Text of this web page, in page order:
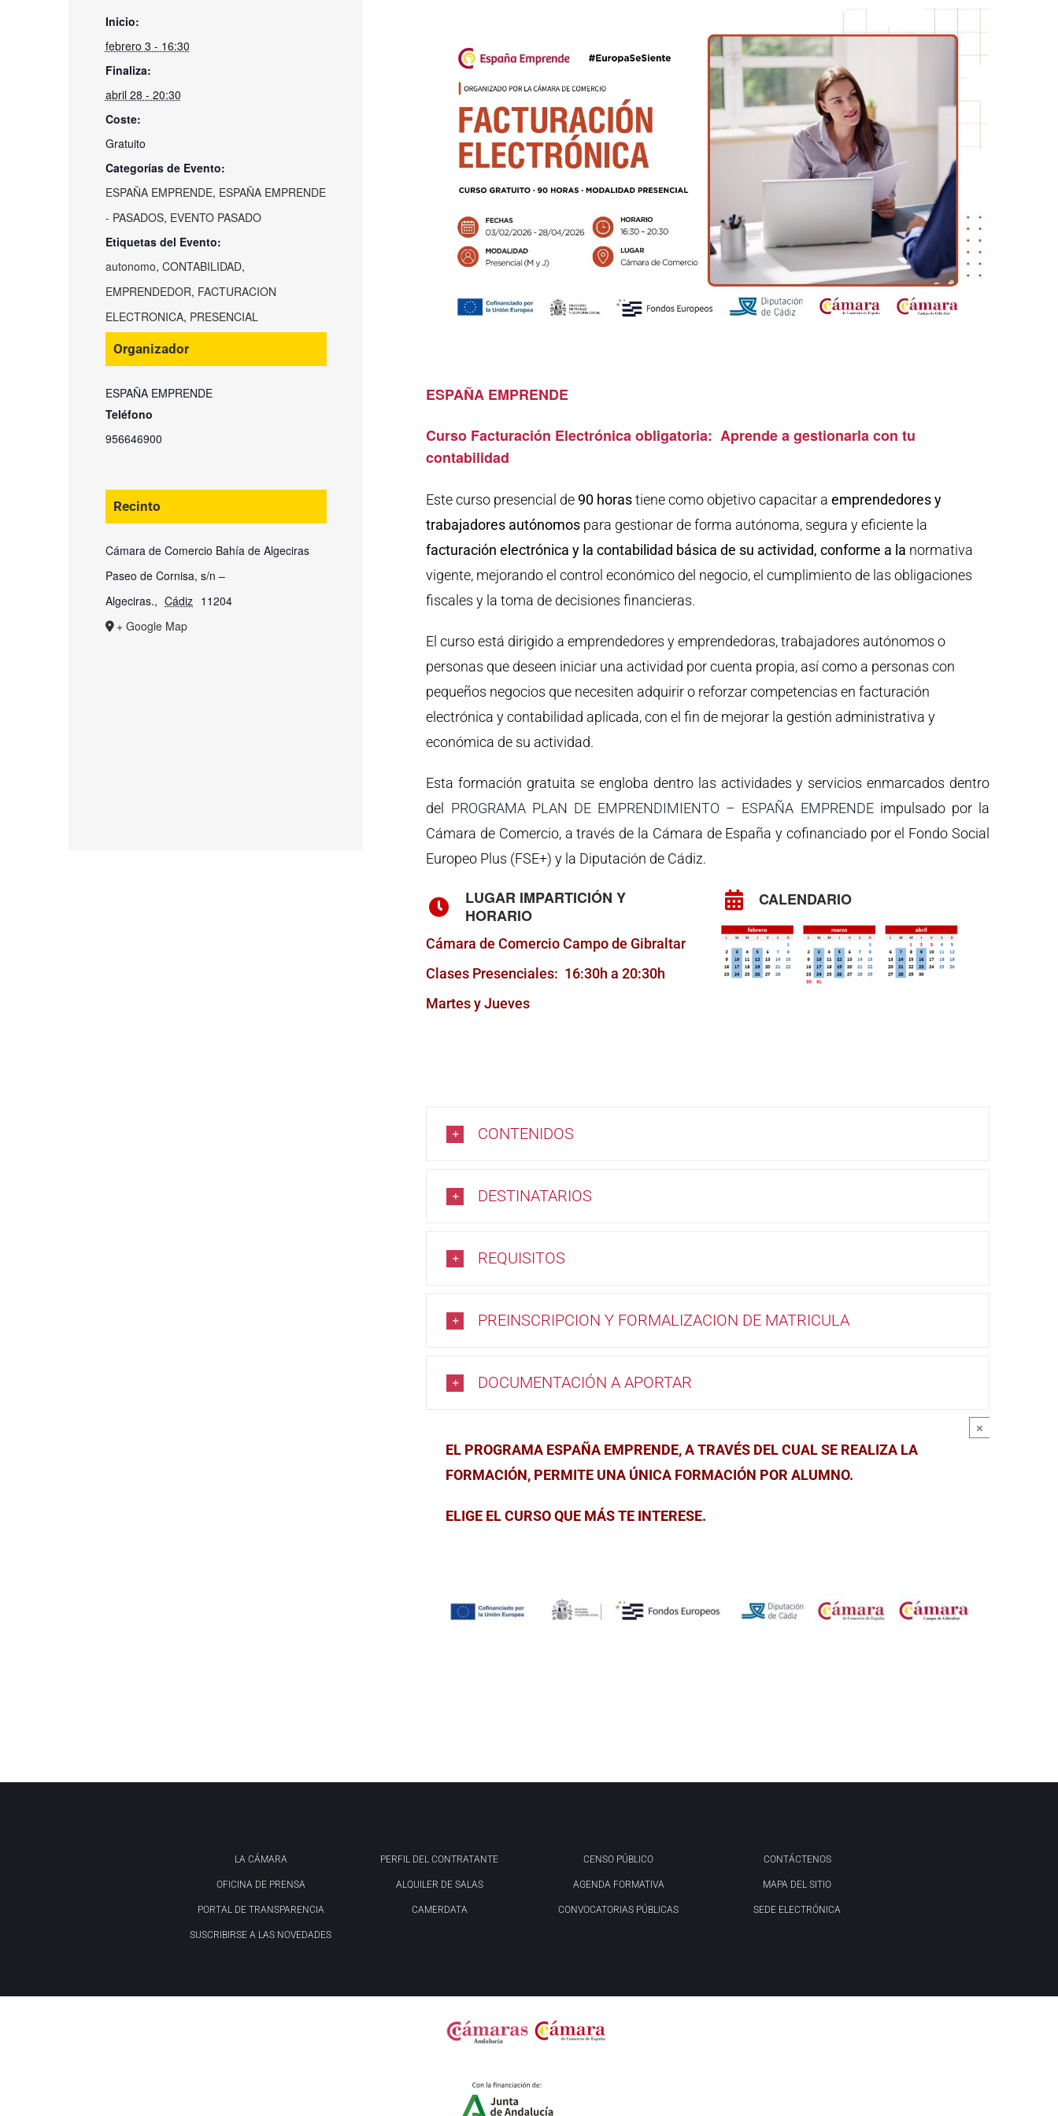
ESPAÑA EMPRENDE
Curso Facturación Electrónica obligatoria: Aprende a gestionarla con tu
contabilidad
Este curso presencial de 90 horastiene como objetivo capacitar aemprendedores y
trabajadores autónomos para gestionar de forma autónoma, segura y eficiente la
facturación electrónica y la contabilidad básica de su actividad, conforme a la normativa
vigente, mejorando el control económico del negocio, el cumplimiento de las obligaciones
fiscales y la toma de decisiones financieras.
El curso está dirigido a emprendedores y emprendedoras, trabajadores autónomos o
personas que deseen iniciar una actividad por cuenta propia, así como a personas con
pequeños negocios que necesiten adquirir o reforzar competencias en facturación
electrónica y contabilidad aplicada, con el fin de mejorar la gestión administrativa y
económica de su actividad.
Esta formación gratuita se engloba dentro las actividades y servicios enmarcados dentro
del PROGRAMA PLAN DE EMPRENDIMIENTO – ESPAÑA EMPRENDEimpulsado por la
Cámara de Comercio, a través de la Cámara de España y cofinanciado por el Fondo Social
Europeo Plus (FSE+) y la Diputación de Cádiz.
LUGAR IMPARTICIÓN Y
HORARIO
Cámara de Comercio Campo de Gibraltar
Clases Presenciales: 16:30h a 20:30h
Martes y Jueves
CALENDARIO
CONTENIDOS
DESTINATARIOS
REQUISITOS
PREINSCRIPCION Y FORMALIZACION DE MATRICULA
DOCUMENTACIÓN A APORTAR
EL PROGRAMA ESPAÑA EMPRENDE, A TRAVÉS DEL CUAL SE REALIZA LA
FORMACIÓN, PERMITE UNA ÚNICA FORMACIÓN POR ALUMNO.
ELIGE EL CURSO QUE MÁS TE INTERESE.
×
Inicio:
febrero 3 - 16:30
Finaliza:
abril 28 - 20:30
Coste:
Gratuito
Categorías de Evento:
ESPAÑA EMPRENDE, ESPAÑA EMPRENDE
- PASADOS, EVENTO PASADO
Etiquetas del Evento:
autonomo, CONTABILIDAD,
EMPRENDEDOR, FACTURACION
ELECTRONICA, PRESENCIAL
Organizador
ESPAÑA EMPRENDE
Teléfono
956646900
Recinto
Cámara de Comercio Bahía de Algeciras
Paseo de Cornisa, s/n –
Algeciras., Cádiz 11204
+ Google Map
LA CÁMARA
OFICINA DE PRENSA
PORTAL DE TRANSPARENCIA
SUSCRIBIRSE A LAS NOVEDADES
PERFIL DEL CONTRATANTE
ALQUILER DE SALAS
CAMERDATA
CENSO PÚBLICO
AGENDA FORMATIVA
CONVOCATORIAS PÚBLICAS
CONTÁCTENOS
MAPA DEL SITIO
SEDE ELECTRÓNICA